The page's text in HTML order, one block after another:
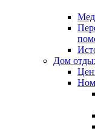
Дом